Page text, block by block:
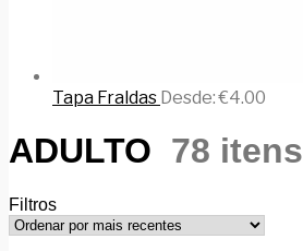
Tapa Fraldas Desde:€4.00
ADULTO 78 itens
Filtros